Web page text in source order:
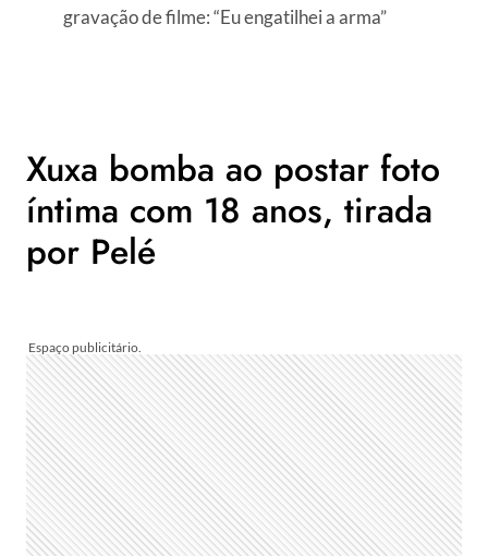
gravação de filme: “Eu engatilhei a arma”
Xuxa bomba ao postar foto
íntima com 18 anos, tirada
por Pelé